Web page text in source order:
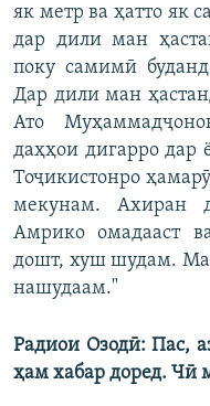
як метр ва ҳатто як
дар дили ман
поку самимӣ
Дар дили ман
Ато
даҳҳои дигарро
Тоҷикистонро
мекунам. Ахиран
Амрико омадааст
дошт, хуш шудам.
нашудаам."
Радиои Озодӣ: Пас,
ҳам хабар доред. Чӣ